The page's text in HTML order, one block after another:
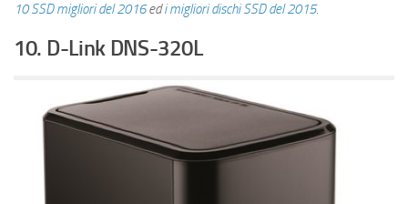
10 SSD migliori del 2016edi migliori dischi SSD del 2015.
10. D-Link DNS-320L